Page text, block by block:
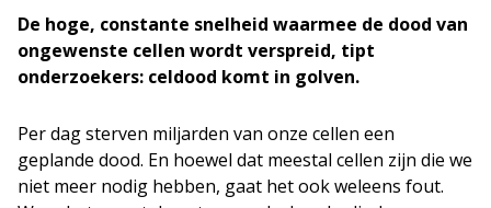
De hoge, constante snelheid waarmee de dood van
ongewenste cellen wordt verspreid, tipt
onderzoekers: celdood komt in golven.
Per dag sterven miljarden van onze cellen een
geplande dood. En hoewel dat meestal cellen zijn die we
niet meer nodig hebben, gaat het ook weleens fout.